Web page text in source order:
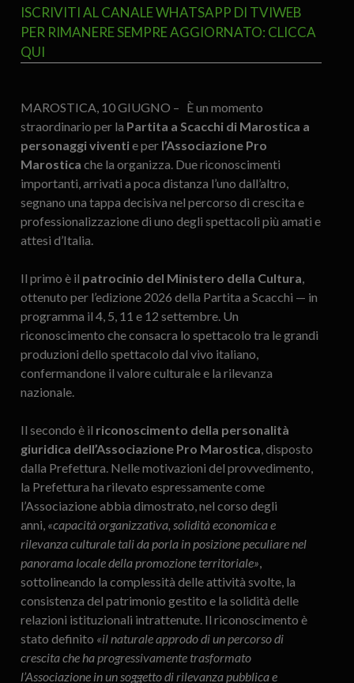
ISCRIVITI AL CANALE WHATSAPP DI TVIWEB
PER RIMANERE SEMPRE AGGIORNATO: CLICCA
QUI
MAROSTICA, 10 GIUGNO – È un momento
straordinario per la Partita a Scacchi di Marostica a
personaggi viventie per l’Associazione Pro
Marostica che la organizza. Due riconoscimenti
importanti, arrivati a poca distanza l’uno dall’altro,
segnano una tappa decisiva nel percorso di crescita e
professionalizzazione di uno degli spettacoli più amati e
attesi d’Italia.
Il primo è il patrocinio del Ministero della Cultura,
ottenuto per l’edizione 2026 della Partita a Scacchi — in
programma il 4, 5, 11 e 12 settembre. Un
riconoscimento che consacra lo spettacolo tra le grandi
produzioni dello spettacolo dal vivo italiano,
confermandone il valore culturale e la rilevanza
nazionale.
Il secondo è il riconoscimento della personalità
giuridica dell’Associazione Pro Marostica, disposto
dalla Prefettura. Nelle motivazioni del provvedimento,
la Prefettura ha rilevato espressamente come
l’Associazione abbia dimostrato, nel corso degli
anni, «capacità organizzativa, solidità economica e
rilevanza culturale tali da porla in posizione peculiare nel
panorama locale della promozione territoriale»,
sottolineando la complessità delle attività svolte, la
consistenza del patrimonio gestito e la solidità delle
relazioni istituzionali intrattenute. Il riconoscimento è
stato definito «il naturale approdo di un percorso di
crescita che ha progressivamente trasformato
l’Associazione in un soggetto di rilevanza pubblica e